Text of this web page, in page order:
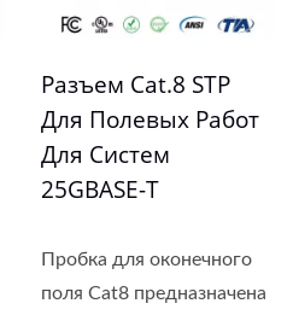
Разъем Cat.8 STP
Для Полевых Работ
Для Систем
25GBASE-T
Пробка для оконечного
поля Cat8 предназначена